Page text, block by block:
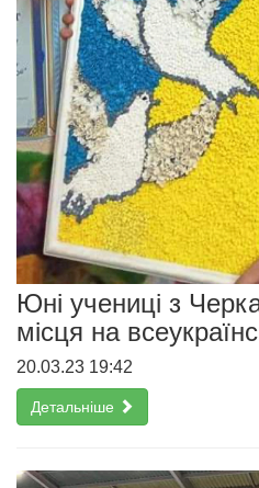
Юні учениці з
місця на
20.03.23 19:42
Детальніше